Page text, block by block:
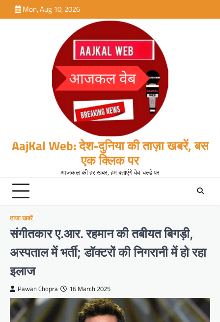
to
Mon, Aug 10, 2026
AajKal Web: देश-दुनिया की ताज़ा खबरें, बस
एक क्लिक पर
आजकल की हर खबर, हम बताएंगे वेब-वर्ल्ड पर
ताजा खबरें
संगीतकार ए.आर. रहमान की तबीयत बिगड़ी,
अस्पताल में भर्ती; डॉक्टरों की निगरानी में हो रहा
इलाज
Pawan Chopra 16 March 2025